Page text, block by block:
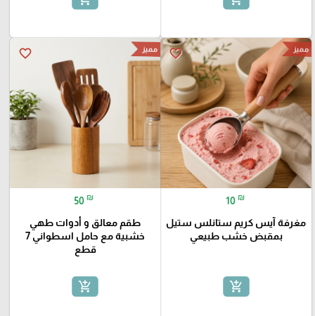
favorite_border مميز
10 ₪
مغرفة آيس كريم ستانلس ستيل
بمقبض خشب طبيعي
add_shopping_cart
favorite_border مميز
50 ₪
طقم معالق و أدوات طهي
خشبية مع حامل اسطواني 7
قطع
add_shopping_cart